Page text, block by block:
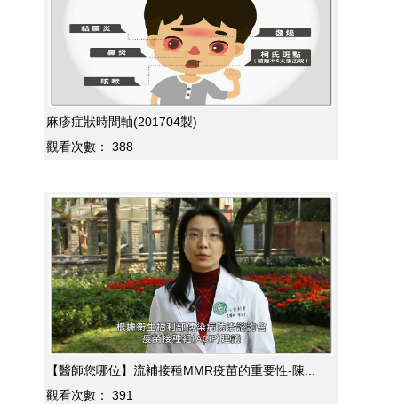
麻疹症狀時間軸(201704製)
觀看次數：
388
【醫師您哪位】流補接種MMR疫苗的重要性-陳...
觀看次數：
391